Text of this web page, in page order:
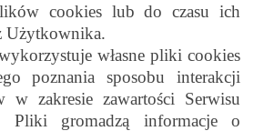
cookies lub do czasu ich
Użytkownika.
własne pliki cookies
poznania sposobu interakcji
w zakresie zawartości Serwisu
Pliki gromadzą informacje o